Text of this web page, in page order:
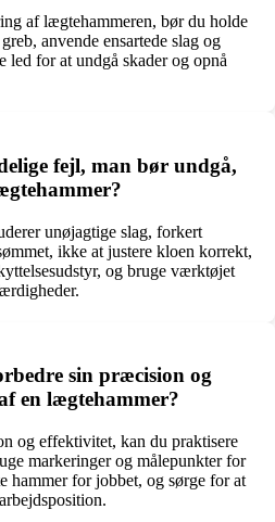
af lægtehammeren, bør du holde
anvende ensartede slag og
led for at undgå skader og opnå
fejl, man bør undgå,
unøjagtige slag, forkert
ikke at justere kloen korrekt,
og bruge værktøjet
sin præcision og
en lægtehammer?
og effektivitet, kan du praktisere
markeringer og målepunkter for
hammer for jobbet, og sørge for at